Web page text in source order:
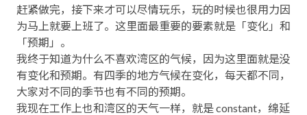
赶紧做完，接下来才可以尽情玩乐，玩的时候也很用力因
为马上就要上班了。这里面最重要的要素就是「变化」和
「预期」。
我终于知道为什么不喜欢湾区的气候，因为这里面就是没
有变化和预期。有四季的地方气候在变化，每天都不同，
大家对不同的季节也有不同的预期。
我现在工作上也和湾区的天气一样，就是 constant，绵延